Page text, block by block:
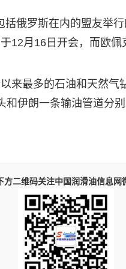
罗斯在内的盟友举行
12月16日开会，而欧
最多的石油和天然气
和伊朗一条输油管道分
方二维码关注中国润滑油信息网